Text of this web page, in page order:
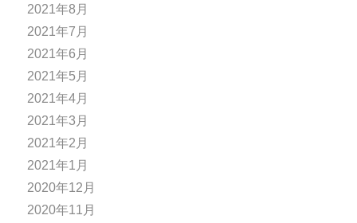
2021年8月
2021年7月
2021年6月
2021年5月
2021年4月
2021年3月
2021年2月
2021年1月
2020年12月
2020年11月